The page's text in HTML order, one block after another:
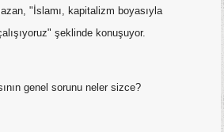
"İslamı, kapitalizm boyasıyla
şeklinde konuşuyor.
genel sorunu neler sizce?